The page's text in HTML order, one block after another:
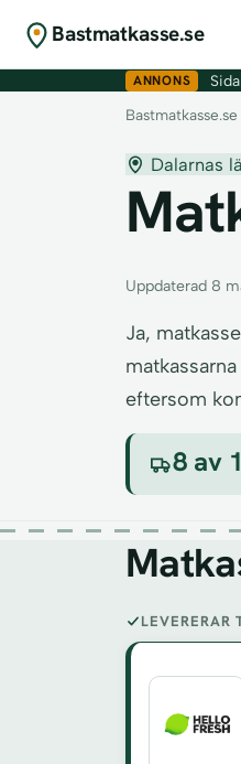
Bastmatkasse.se
ANNONS
Bastmatkasse.se
Dalarnas
Uppdaterad 8
Ja,
eftersom
8 av
LEVERERAR